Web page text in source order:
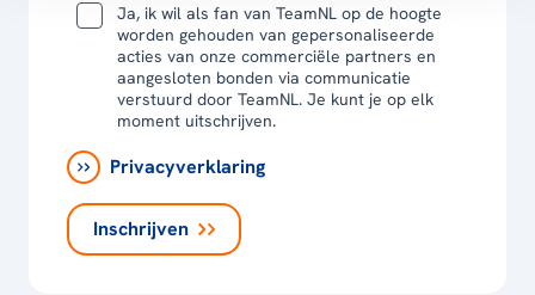
Ja, ik wil als fan van TeamNL op de hoogte
worden gehouden van gepersonaliseerde
acties van onze commerciële partners en
aangesloten bonden via communicatie
verstuurd door TeamNL. Je kunt je op elk
moment uitschrijven.
Privacyverklaring
Inschrijven